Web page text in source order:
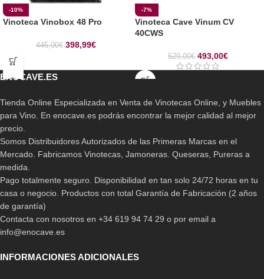
-10%
Vinoteca Vinobox 48 Pro
445,00€ 398,99€
-7%
Vinoteca Cave Vinum CV
40CWS
529,00€ 493,00€
ENOCAVE.ES
Tienda Online Especializada en Venta de Vinotecas Online, y Muebles
para Vino. En enocave.es podrás encontrar la mejor calidad al mejor
precio.
Somos Distribuidores Autorizados de las Primeras Marcas en el
Mercado. Fabricamos Vinotecas, Jamoneras. Queseras, Pureras a
medida.
Pago totalmente seguro. Disponibilidad en tan solo 24/72 horas en tu
casa o negocio. Productos con total Garantía de Fabricación (2 años
de garantía)
Contacta con nosotros en +34 619 94 74 29 o por email a
info@enocave.es
INFORMACIONES ADICIONALES